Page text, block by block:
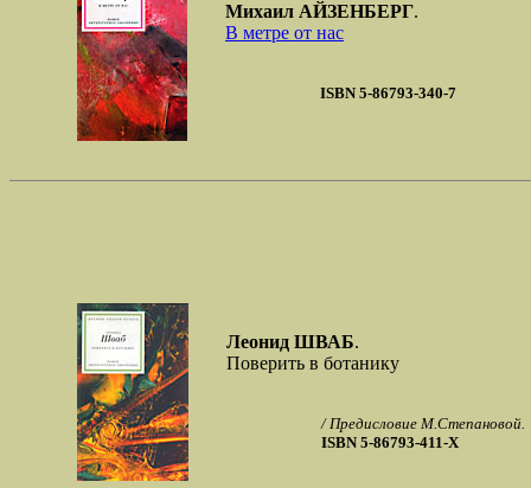
Михаил АЙЗЕНБЕРГ.
В метре от нас
ISBN 5-86793-340-7
Леонид ШВАБ.
Поверить в ботанику
/ Предисловие М.Степановой.
ISBN 5-86793-411-Х